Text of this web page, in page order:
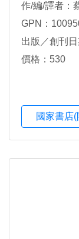
作/編/譯者：
GPN：
出版／創刊
價格：530
國家書店